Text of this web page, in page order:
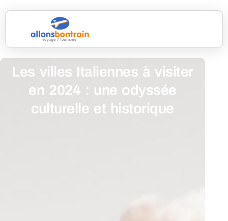
Les villes Italiennes à visiter
en 2024 : une odyssée
culturelle et historique